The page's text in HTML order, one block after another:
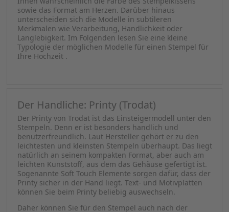
Der perfekte Stempel für die Hochzeit:
Das sind die verschiedenen Stempel-
Modelle
Einen Hochzeitsstempel braucht man hoffentlich nur
einmal im Leben. Doch zu dieser Zeit nutzt man den
Vor allem bei Stempeln zum Anlasse einer Hochzeit liegt
Ihnen wahrscheinlich die Farbe des Stempelkissens
sowie das Format am Herzen. Darüber hinaus
unterscheiden sich die Modelle in subtileren
Merkmalen wie Verarbeitung, Handlichkeit oder
Langlebigkeit. Im Folgenden lesen Sie eine kleine
Typologie der möglichen Modelle für einen Stempel für
Ihre Hochzeit .